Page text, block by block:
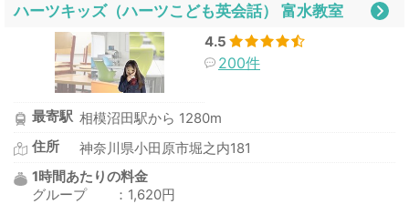
ハーツキッズ（ハーツこども英会話） 富水教室
4.5
200件
最寄駅 相模沼田駅から 1280m
住所
神奈川県小田原市堀之内181
1時間あたりの料金
グループ ：1,620円